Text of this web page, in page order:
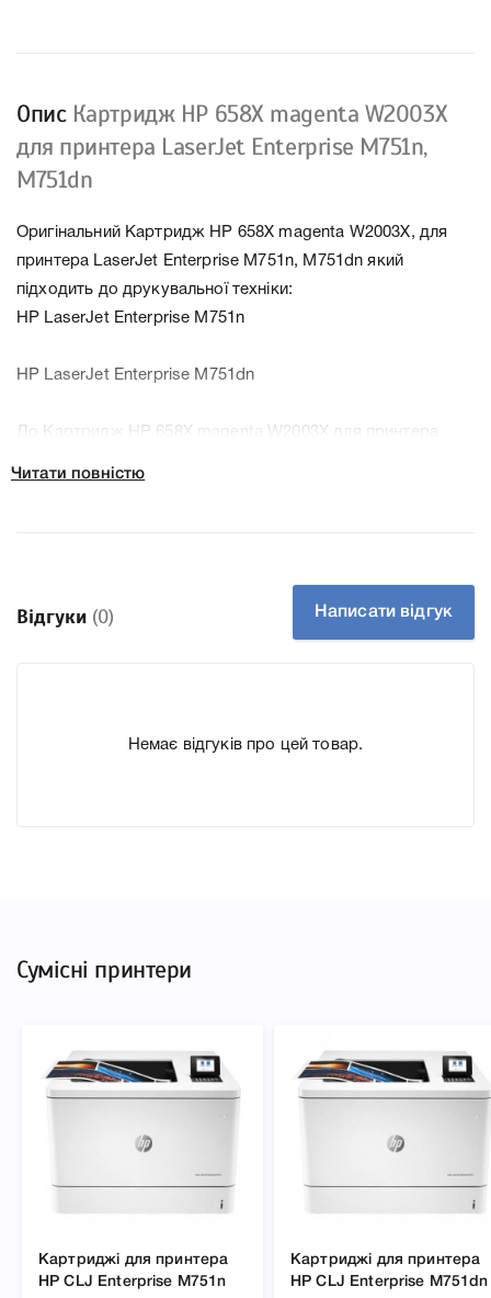
Опис Картридж HP 658X magenta W2003X
для принтера LaserJet Enterprise M751n,
M751dn
Оригінальний Картридж HP 658X magenta W2003X, для
принтера LaserJet Enterprise M751n, M751dn який
підходить до друкувальної техніки:
HP LaserJet Enterprise M751n
HP LaserJet Enterprise M751dn
До Картридж HP 658X magenta W2003X для принтера
Читати повністю
Відгуки (0) Написати відгук
Немає відгуків про цей товар.
Сумісні принтери
Картриджі для принтера
HP CLJ Enterprise M751n
Картриджі для принтера
HP CLJ Enterprise M751dn